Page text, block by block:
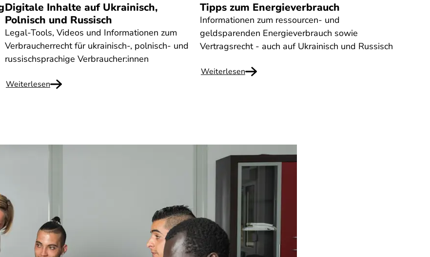
Digitale Inhalte auf Ukrainisch,
Polnisch und Russisch
Legal-Tools, Videos und Informationen zum
Verbraucherrecht für ukrainisch-, polnisch- und
russischsprachige Verbraucher:innen
Weiterlesen
Tipps zum Energieverbrauch
Informationen zum ressourcen- und
geldsparenden Energieverbrauch sowie
Vertragsrecht - auch auf Ukrainisch und Russisch
Weiterlesen